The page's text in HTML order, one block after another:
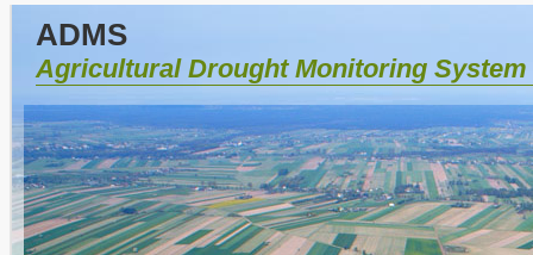
ADMS
Agricultural Drought Monitoring System